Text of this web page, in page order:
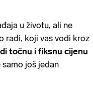
u životu, ali ne
radi, koji vas vodi kroz
točnu i fiksnu cijenu
još jedan